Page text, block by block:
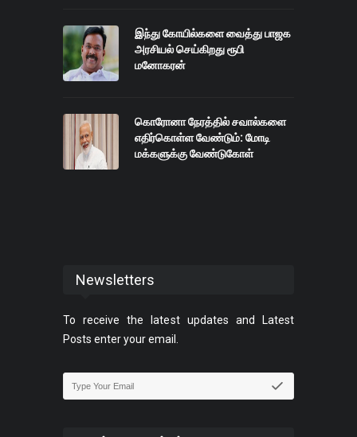
இந்து கோயில்களை வைத்து பாஜக
அரசியல் செய்கிறது ரூபி
மனோகரன்
கொரோனா நேரத்தில் சவால்களை
எதிர்கொள்ள வேண்டும்: மோடி
மக்களுக்கு வேண்டுகோள்
Newsletters
To receive the latest updates and Latest
Posts enter your email.